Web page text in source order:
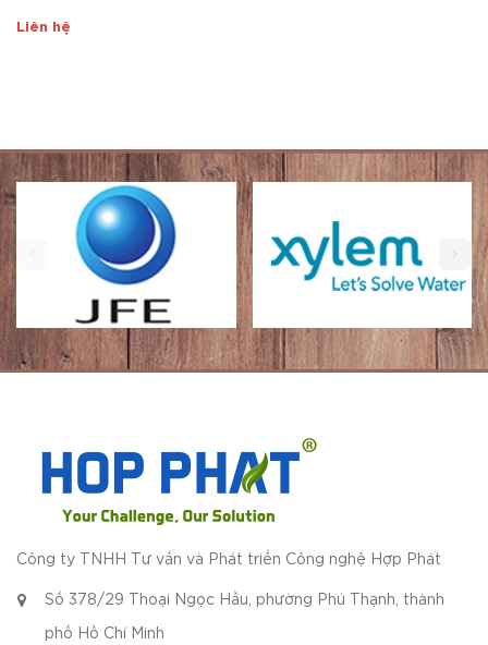
Liên hệ
Công ty TNHH Tư vấn và Phát triển Công nghệ Hợp Phát
Số 378/29 Thoại Ngọc Hầu, phường Phú Thạnh, thành
phố Hồ Chí Minh